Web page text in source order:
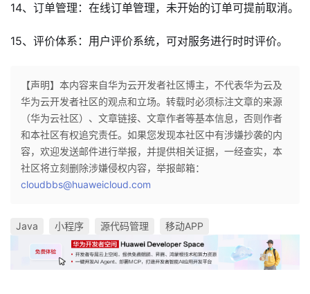
14、订单管理：在线订单管理，未开始的订单可提前取消。
15、评价体系：用户评价系统，可对服务进行时时评价。
【声明】本内容来自华为云开发者社区博主，不代表华为云及
华为云开发者社区的观点和立场。转载时必须标注文章的来源
（华为云社区）、文章链接、文章作者等基本信息，否则作者
和本社区有权追究责任。如果您发现本社区中有涉嫌抄袭的内
容，欢迎发送邮件进行举报，并提供相关证据，一经查实，本
社区将立刻删除涉嫌侵权内容，举报邮箱：
cloudbbs@huaweicloud.com
Java 小程序 源代码管理 移动APP